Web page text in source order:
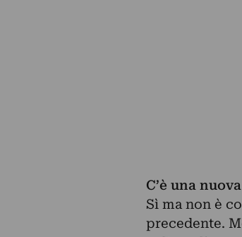
C’è una
Sì ma non è
precedente.